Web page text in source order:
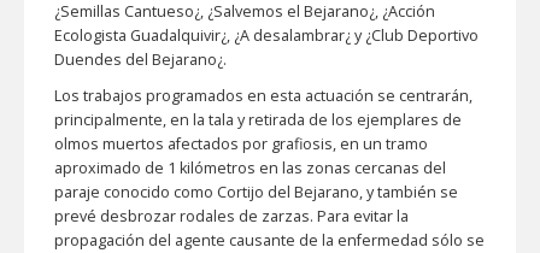
¿Semillas Cantueso¿, ¿Salvemos el Bejarano¿, ¿Acción
Ecologista Guadalquivir¿, ¿A desalambrar¿ y ¿Club Deportivo
Duendes del Bejarano¿.
Los trabajos programados en esta actuación se centrarán,
principalmente, en la tala y retirada de los ejemplares de
olmos muertos afectados por grafiosis, en un tramo
aproximado de 1 kilómetros en las zonas cercanas del
paraje conocido como Cortijo del Bejarano, y también se
prevé desbrozar rodales de zarzas. Para evitar la
propagación del agente causante de la enfermedad sólo se